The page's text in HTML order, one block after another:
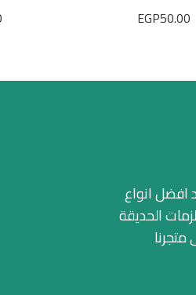
EGP50.00
افضل انواع
الحديقة